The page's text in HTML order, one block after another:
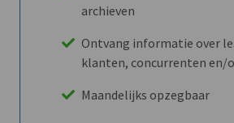
archieven
Ontvang informatie over
klanten, concurrenten en/
Maandelijks opzegbaar